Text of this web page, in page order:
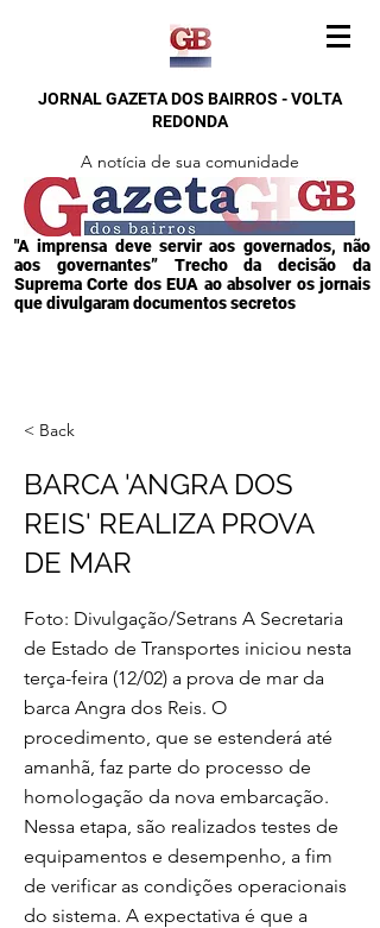
JORNAL GAZETA DOS BAIRROS - VOLTA
REDONDA
A notícia de sua comunidade
"A imprensa deve servir aos governados, não
aos governantes” Trecho da decisão da
Suprema Corte dos EUA ao absolver os jornais
que divulgaram documentos secretos
< Back
BARCA 'ANGRA DOS
REIS' REALIZA PROVA
DE MAR
Foto: Divulgação/Setrans A Secretaria
de Estado de Transportes iniciou nesta
terça-feira (12/02) a prova de mar da
barca Angra dos Reis. O
procedimento, que se estenderá até
amanhã, faz parte do processo de
homologação da nova embarcação.
Nessa etapa, são realizados testes de
equipamentos e desempenho, a fim
de verificar as condições operacionais
do sistema. A expectativa é que a